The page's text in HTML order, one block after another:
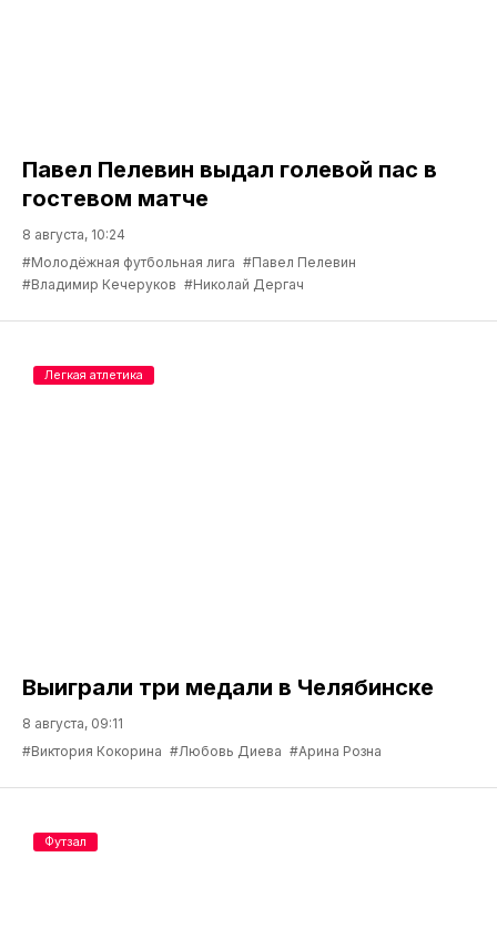
Павел Пелевин выдал голевой пас в
гостевом матче
8 августа, 10:24
#Молодёжная футбольная лига #Павел Пелевин
#Владимир Кечеруков #Николай Дергач
Выиграли три медали в Челябинске
8 августа, 09:11
#Виктория Кокорина #Любовь Диева #Арина Розна
Легкая атлетика
Футзал